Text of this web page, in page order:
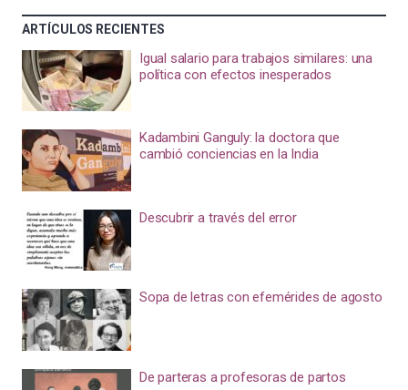
ARTÍCULOS RECIENTES
Igual salario para trabajos similares: una
política con efectos inesperados
Kadambini Ganguly: la doctora que
cambió conciencias en la India
Descubrir a través del error
Sopa de letras con efemérides de agosto
De parteras a profesoras de partos